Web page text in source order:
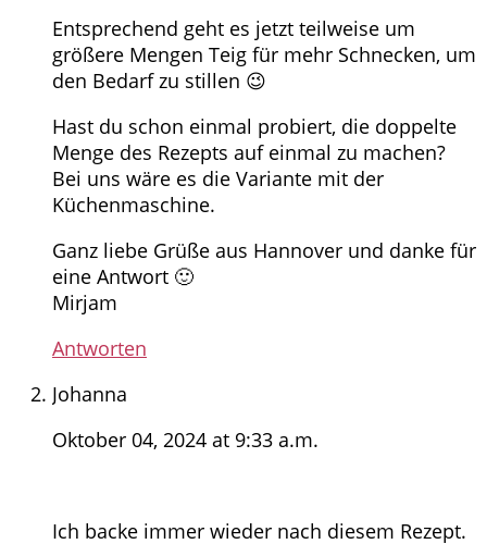
Entsprechend geht es jetzt teilweise um
größere Mengen Teig für mehr Schnecken, um
den Bedarf zu stillen 😉
Hast du schon einmal probiert, die doppelte
Menge des Rezepts auf einmal zu machen?
Bei uns wäre es die Variante mit der
Küchenmaschine.
Ganz liebe Grüße aus Hannover und danke für
eine Antwort 🙂
Mirjam
Antworten
Johanna
Oktober 04, 2024 at 9:33 a.m.
Ich backe immer wieder nach diesem Rezept.